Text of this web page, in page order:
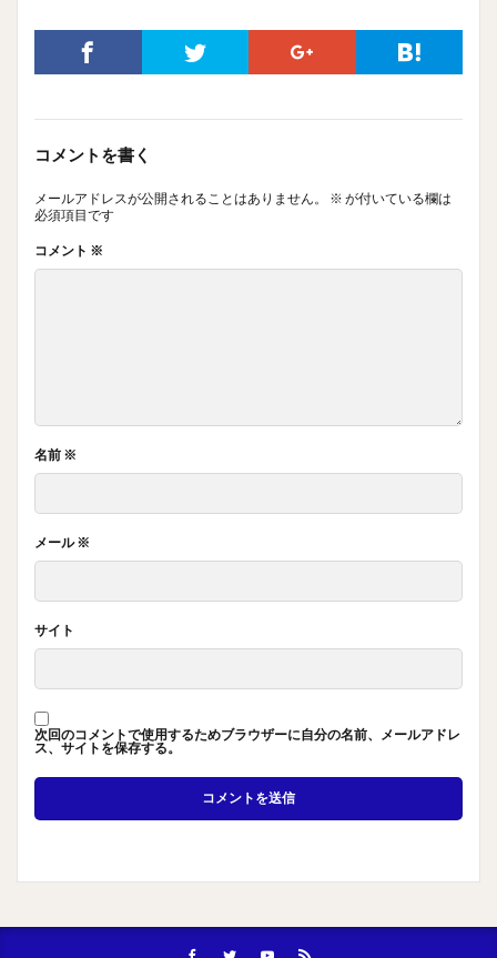
コメントを書く
メールアドレスが公開されることはありません。 ※ が付いている欄は
必須項目です
コメント ※
名前 ※
メール※
サイト
次回のコメントで使用するためブラウザーに自分の名前、メールアドレ
ス、サイトを保存する。